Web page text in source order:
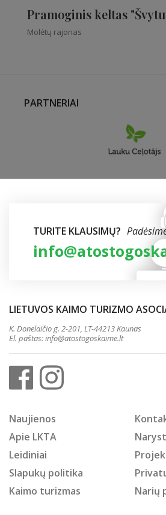
Pramoginis keltas
Molėtų rajonas
PARTNERIAI
TURITE KLAUSIMŲ?
LIETUVOS KAIMO TURIZMO
K. Donelaičio g. 2-201, LT-44213 Kaunas
El. paštas:info@atostogoskaime.lt
Naujienos
Apie LKTA
Leidiniai
Slapukų politika
Kaimo turizmas
Narių